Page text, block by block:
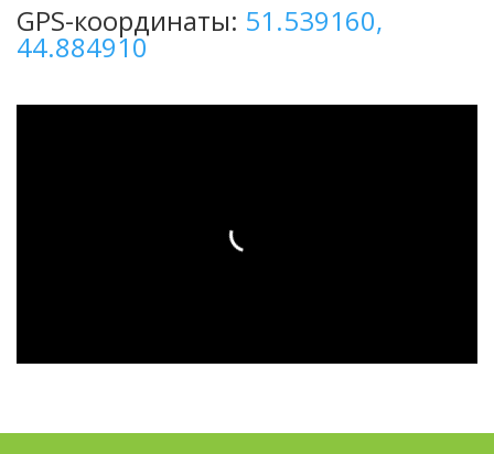
GPS-координаты: 51.539160,
44.884910